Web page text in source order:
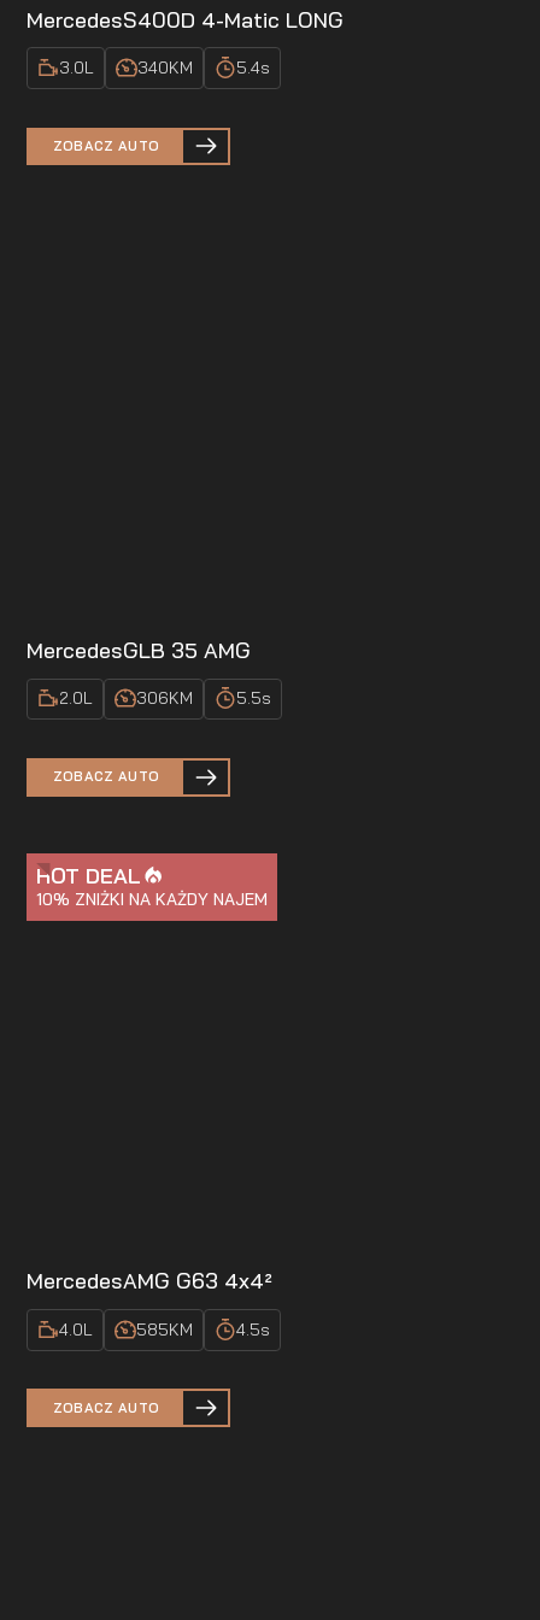
MercedesS400D 4-Matic LONG
3.0L 340KM 5.4s
ZOBACZ AUTO
MercedesGLB 35 AMG
2.0L 306KM 5.5s
ZOBACZ AUTO
HOT DEAL
10% ZNIŻKI NA KAŻDY NAJEM
MercedesAMG G63 4x4²
4.0L 585KM 4.5s
ZOBACZ AUTO